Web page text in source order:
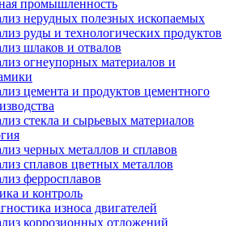
промышленность
нерудных полезных ископаемых
руды и технологических продуктов
шлаков и отвалов
огнеупорных материалов и
цемента и продуктов цементного
стекла и сырьевых материалов
черных металлов и сплавов
сплавов цветных металлов
ферросплавов
и контроль
износа двигателей
коррозионных отложений